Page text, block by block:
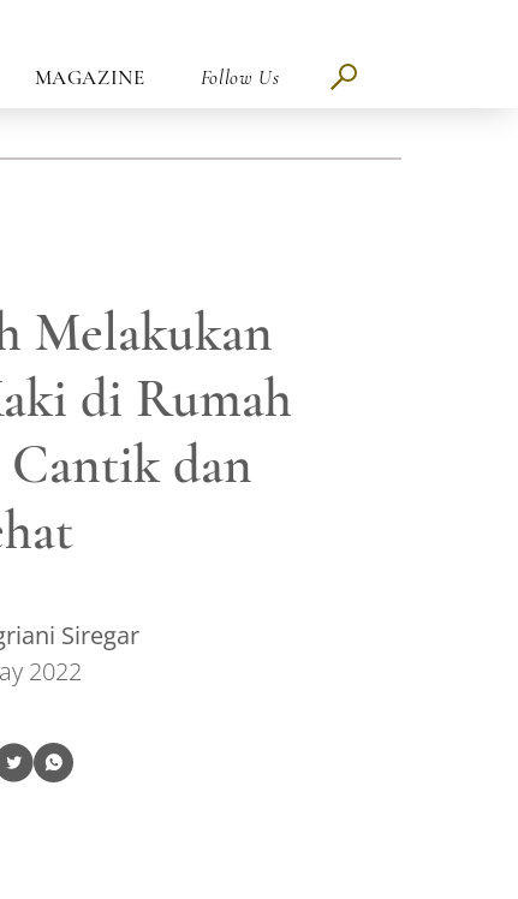
MAGAZINE Follow Us
Melakukan
di Rumah
Cantik dan
Siregar
2022